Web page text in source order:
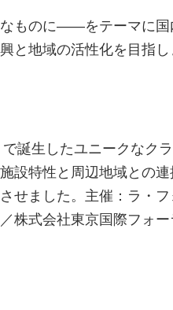
ものに――をテーマに
と地域の活性化を目指
誕生したユニークなク
設特性と周辺地域との
せました。主催：ラ・
株式会社東京国際フォ